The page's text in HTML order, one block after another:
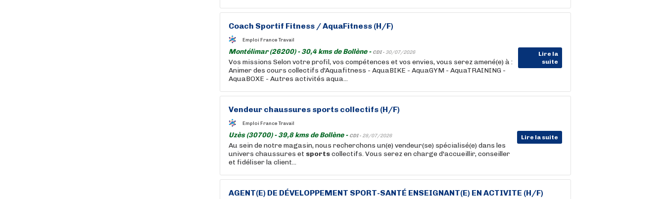
Coach Sportif Fitness / AquaFitness (H/F)
Emploi France Travail
Montélimar (26200) - 30,4 kms de Bollène - CDI - 30/07/2026
Lire la
suite
Vos missions Selon votre profil, vos compétences et vos envies, vous serez amené(e) à :
Animer des cours collectifs d'Aquafitness - AquaBIKE - AquaGYM - AquaTRAINING -
AquaBOXE - Autres activités aqua...
Vendeur chaussures sports collectifs (H/F)
Emploi France Travail
Uzès (30700) - 39,8 kms de Bollène - CDI - 28/07/2026 Lire la suite
Au sein de notre magasin, nous recherchons un(e) vendeur(se) spécialisé(e) dans les
univers chaussures et sportscollectifs. Vous serez en charge d'accueillir, conseiller
et fidéliser la client...
AGENT(E) DE DÉVELOPPEMENT SPORT-SANTÉ ENSEIGNANT(E) EN ACTIVITE (H/F)